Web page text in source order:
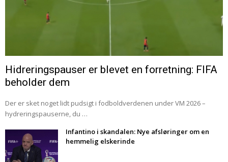
Hidreringspauser er blevet en forretning: FIFA
beholder dem
Der er sket noget lidt pudsigt i fodboldverdenen under VM 2026 –
hydreringspauserne, du …
Infantino i skandalen: Nye afsløringer om en
hemmelig elskerinde